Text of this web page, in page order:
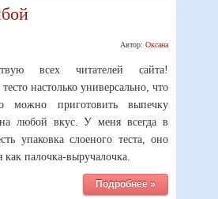
Автор: Оксана
всех читателей сайта!
настолько универсально, что
можно приготовить выпечку
любой вкус. У меня всегда в
упаковка слоеного теста, оно
как палочка-выручалочка.
Подробнее »